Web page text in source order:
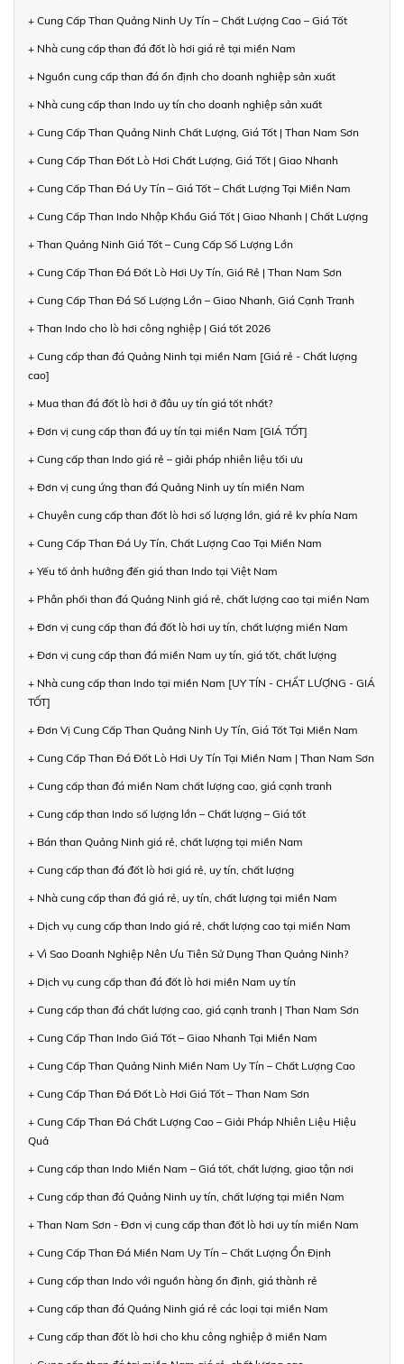
+ Cung Cấp Than Quảng Ninh Uy Tín – Chất Lượng Cao – Giá Tốt
+ Nhà cung cấp than đá đốt lò hơi giá rẻ tại miền Nam
+ Nguồn cung cấp than đá ổn định cho doanh nghiệp sản xuất
+ Nhà cung cấp than Indo uy tín cho doanh nghiệp sản xuất
+ Cung Cấp Than Quảng Ninh Chất Lượng, Giá Tốt | Than Nam Sơn
+ Cung Cấp Than Đốt Lò Hơi Chất Lượng, Giá Tốt | Giao Nhanh
+ Cung Cấp Than Đá Uy Tín – Giá Tốt – Chất Lượng Tại Miền Nam
+ Cung Cấp Than Indo Nhập Khẩu Giá Tốt | Giao Nhanh | Chất Lượng
+ Than Quảng Ninh Giá Tốt – Cung Cấp Số Lượng Lớn
+ Cung Cấp Than Đá Đốt Lò Hơi Uy Tín, Giá Rẻ | Than Nam Sơn
+ Cung Cấp Than Đá Số Lượng Lớn – Giao Nhanh, Giá Cạnh Tranh
+ Than Indo cho lò hơi công nghiệp | Giá tốt 2026
+ Cung cấp than đá Quảng Ninh tại miền Nam [Giá rẻ - Chất lượng
cao]
+ Mua than đá đốt lò hơi ở đâu uy tín giá tốt nhất?
+ Đơn vị cung cấp than đá uy tín tại miền Nam [GIÁ TỐT]
+ Cung cấp than Indo giá rẻ – giải pháp nhiên liệu tối ưu
+ Đơn vị cung ứng than đá Quảng Ninh uy tín miền Nam
+ Chuyên cung cấp than đốt lò hơi số lượng lớn, giá rẻ kv phía Nam
+ Cung Cấp Than Đá Uy Tín, Chất Lượng Cao Tại Miền Nam
+ Yếu tố ảnh hưởng đến giá than Indo tại Việt Nam
+ Phân phối than đá Quảng Ninh giá rẻ, chất lượng cao tại miền Nam
+ Đơn vị cung cấp than đá đốt lò hơi uy tín, chất lượng miền Nam
+ Đơn vị cung cấp than đá miền Nam uy tín, giá tốt, chất lượng
+ Nhà cung cấp than Indo tại miền Nam [UY TÍN - CHẤT LƯỢNG - GIÁ
TỐT]
+ Đơn Vị Cung Cấp Than Quảng Ninh Uy Tín, Giá Tốt Tại Miền Nam
+ Cung Cấp Than Đá Đốt Lò Hơi Uy Tín Tại Miền Nam | Than Nam Sơn
+ Cung cấp than đá miền Nam chất lượng cao, giá cạnh tranh
+ Cung cấp than Indo số lượng lớn – Chất lượng – Giá tốt
+ Bán than Quảng Ninh giá rẻ, chất lượng tại miền Nam
+ Cung cấp than đá đốt lò hơi giá rẻ, uy tín, chất lượng
+ Nhà cung cấp than đá giá rẻ, uy tín, chất lượng tại miền Nam
+ Dịch vụ cung cấp than Indo giá rẻ, chất lượng cao tại miền Nam
+ Vì Sao Doanh Nghiệp Nên Ưu Tiên Sử Dụng Than Quảng Ninh?
+ Dịch vụ cung cấp than đá đốt lò hơi miền Nam uy tín
+ Cung cấp than đá chất lượng cao, giá cạnh tranh | Than Nam Sơn
+ Cung Cấp Than Indo Giá Tốt – Giao Nhanh Tại Miền Nam
+ Cung Cấp Than Quảng Ninh Miền Nam Uy Tín – Chất Lượng Cao
+ Cung Cấp Than Đá Đốt Lò Hơi Giá Tốt – Than Nam Sơn
+ Cung Cấp Than Đá Chất Lượng Cao – Giải Pháp Nhiên Liệu Hiệu
Quả
+ Cung cấp than Indo Miền Nam – Giá tốt, chất lượng, giao tận nơi
+ Cung cấp than đá Quảng Ninh uy tín, chất lượng tại miền Nam
+ Than Nam Sơn - Đơn vị cung cấp than đốt lò hơi uy tín miền Nam
+ Cung Cấp Than Đá Miền Nam Uy Tín – Chất Lượng Ổn Định
+ Cung cấp than Indo với nguồn hàng ổn định, giá thành rẻ
+ Cung cấp than đá Quảng Ninh giá rẻ các loại tại miền Nam
+ Cung cấp than đốt lò hơi cho khu công nghiệp ở miền Nam